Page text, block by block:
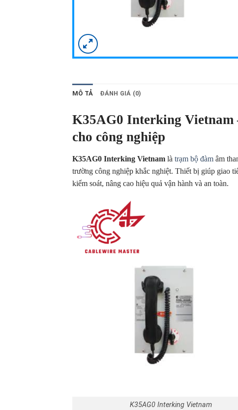
MÔ TẢ ĐÁNH GIÁ (0)
K35AG0 Interking Vietnam
cho công nghiệp
K35AG0 Interking Vietnam là trạm bộ đàm âm
trường công nghiệp khắc nghiệt. Thiết bị giúp giao
kiểm soát, nâng cao hiệu quả vận hành và an toàn.
K35AG0 Interking Vietnam